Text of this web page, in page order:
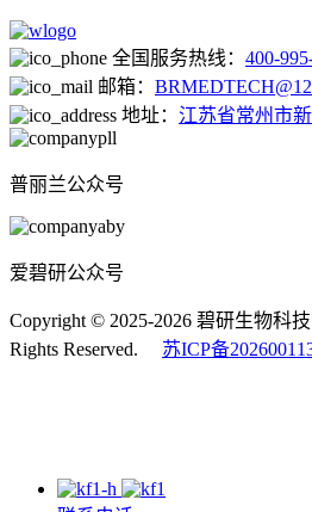
全国服务热线： 400-
邮箱：
地址： 江苏省常州市
普丽兰公众号
爱碧研公众号
Copyright © 2025-2026 碧研生物科
Rights Reserved. 苏ICP备